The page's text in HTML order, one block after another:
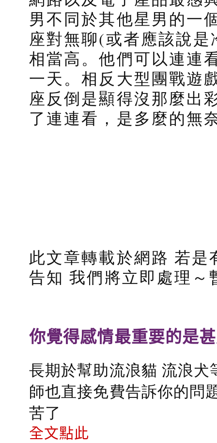
男不同於其他星男的一
座對無聊(或者應該說
相當高。他們可以連連
一天。相反大型團戰遊
座反倒是顯得沒那麼出
了連連看，是多麼的無
此文章轉載於網路 若
告知 我們將立即處理～
你覺得感情最重要的是
長期於幫助流浪貓 流浪
師也直接免費告訴你的問
苦了
全文點此